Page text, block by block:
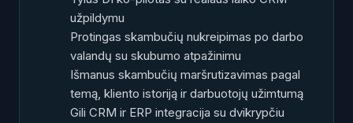
užpildymu
Protingas skambučių nukreipimas po darbo
valandų su skubumo atpažinimu
Išmanus skambučių maršrutizavimas pagal
temą, kliento istoriją ir darbuotojų užimtumą
Gili CRM ir ERP integracija su dvikrypčiu